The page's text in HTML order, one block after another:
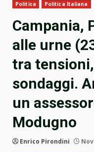
Politica Politica Italiana
Campania,
alle urne
tra
sondaggi.
un
Modugno
Enrico Pirondini